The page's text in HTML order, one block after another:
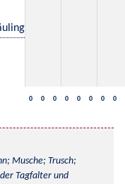
0 0 0 0 0 0 0 0
Musche; Trusch;
Tagfalter und